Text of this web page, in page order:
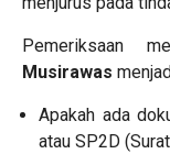
Pemeriksaan
Musirawas
Apakah ada
atau SP2D